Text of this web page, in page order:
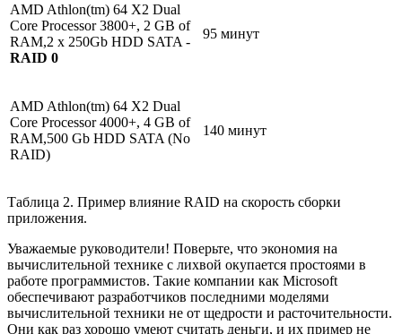
AMD Athlon(tm) 64 X2 Dual
Core Processor 3800+, 2 GB of
RAM,2 x 250Gb HDD SATA -
RAID 0
95 минут
AMD Athlon(tm) 64 X2 Dual
Core Processor 4000+, 4 GB of
RAM,500 Gb HDD SATA (No
RAID)
140 минут
Таблица 2. Пример влияние RAID на скорость сборки
приложения.
Уважаемые руководители! Поверьте, что экономия на
вычислительной технике с лихвой окупается простоями в
работе программистов. Такие компании как Microsoft
обеспечивают разработчиков последними моделями
вычислительной техники не от щедрости и расточительности.
Они как раз хорошо умеют считать деньги, и их пример не